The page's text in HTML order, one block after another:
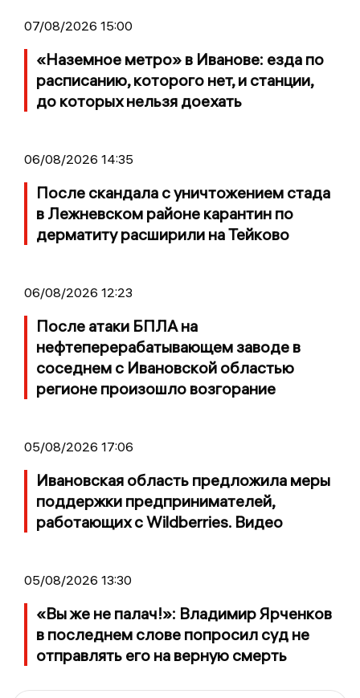
07/08/2026 15:00
«Наземное метро» в Иванове: езда по
расписанию, которого нет, и станции,
до которых нельзя доехать
06/08/2026 14:35
После скандала с уничтожением стада
в Лежневском районе карантин по
дерматиту расширили на Тейково
06/08/2026 12:23
После атаки БПЛА на
нефтеперерабатывающем заводе в
соседнем с Ивановской областью
регионе произошло возгорание
05/08/2026 17:06
Ивановская область предложила меры
поддержки предпринимателей,
работающих с Wildberries. Видео
05/08/2026 13:30
«Вы же не палач!»: Владимир Ярченков
в последнем слове попросил суд не
отправлять его на верную смерть